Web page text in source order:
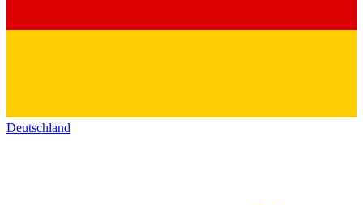
Deutschland